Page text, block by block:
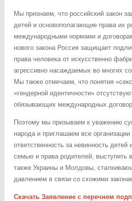
Мы признаем, что российский закон
детей и основополагающие права их
международными нормами и
нового закона Россия защищает
права человека от искусственно
агрессивно насаждаемых во многих
Мы также отмечаем, что понятия
«гендерной идентичности»
обязывающих международных
Поэтому мы призываем к уважению
народа и приглашаем все
ответственность за невинность
семью и права родителей, выступить
также Украины и Молдовы,
давлением в связи со схожими
Скачать Заявление с перечнем